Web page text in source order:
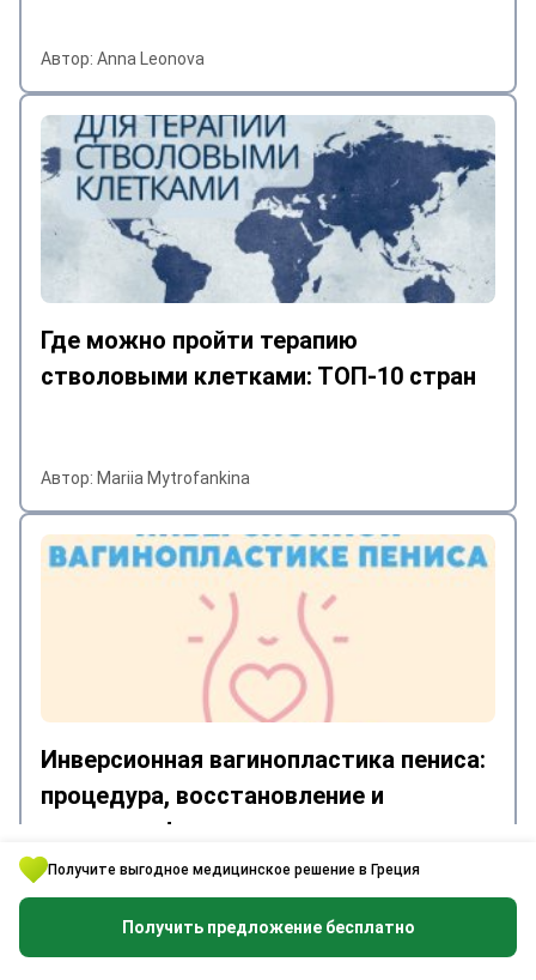
Получите выгодное медицинское решение в Греция
Получить предложение бесплатно
Автор: Anna Leonova
Где можно пройти терапию
стволовыми клетками: ТОП-10 стран
Автор: Mariia Mytrofankina
Инверсионная вагинопластика пениса:
процедура, восстановление и
основные факты, которые
необходимо знать
Автор: Mariia Mytrofankina